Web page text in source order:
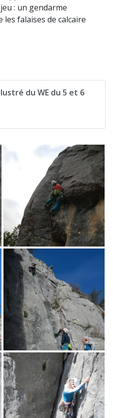
: un gendarme
falaises de calcaire
du WE du 5 et 6